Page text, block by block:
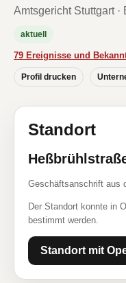
Amtsgericht Stuttgart ·
aktuell
79 Ereignisse und
Profil drucken
Standort
Geschäftsanschrift aus
Der Standort konnte in
bestimmt werden.
Standort mit